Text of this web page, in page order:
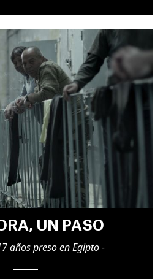
UN PASO
años preso en Egipto -